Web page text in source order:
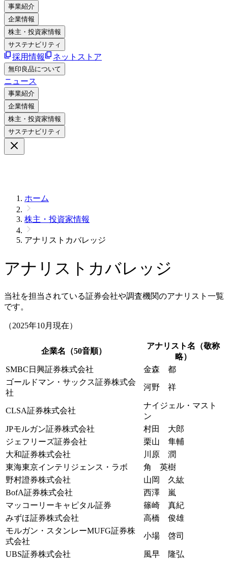
事業紹介
企業情報
株主・投資家情報
サステナビリティ
採用情報 ネットストア
無印良品について
ニュース
事業紹介
企業情報
株主・投資家情報
サステナビリティ
ホーム
株主・投資家情報
アナリストカバレッジ
アナリストカバレッジ
当社を担当されている証券会社や調査機関のアナリスト一覧
です。
（2025年10月現在）
企業名（50音順）
アナリスト名（敬称
略）
SMBC日興証券株式会社
金森 都
ゴールドマン・サックス証券株式会
社
河野 祥
CLSA証券株式会社
ナイジェル・マスト
ン
JPモルガン証券株式会社
村田 大郎
ジェフリーズ証券会社
栗山 隼輔
大和証券株式会社
川原 潤
東海東京インテリジェンス・ラボ
角 英樹
野村證券株式会社
山岡 久紘
BofA証券株式会社
西澤 嵐
マッコーリーキャピタル証券
篠崎 真紀
みずほ証券株式会社
高橋 俊雄
モルガン・スタンレーMUFG証券株
式会社
小場 啓司
UBS証券株式会社 風早 隆弘